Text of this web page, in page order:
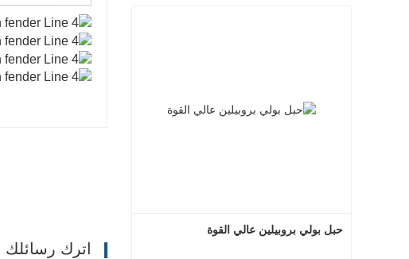
اترك رسائلك
حبل بولي بروبيلين عالي القوة